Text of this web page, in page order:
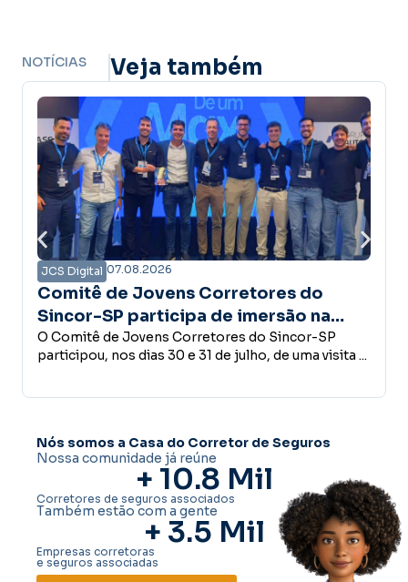
NOTÍCIAS Veja também
Corretores do
de imersão na
estrutura do Grupo
do Sincor-SP
de julho, de uma visita ...
Campanha Amanhã
confiança é a base do
desenvolvimento
Empreender, investir,
conceder crédito ou abrir
Nós somos a Casa do Corretor de Seguros
Nossa comunidade já reúne
+ 10.8 Mil
Corretores de seguros associados
Também estão com a gente
+ 3.5 Mil
Empresas corretoras
e seguros associadas